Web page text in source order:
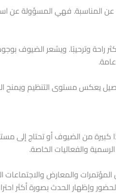
عن المناسبة. فهي المسؤولة
وترحيبًا. ويشعر الضيوف
يعكس مستوى التنظيم ويمنح
كبيرة من الضيوف أو تحتاج
والفعاليات الخاصة.
والمعارض والاجتماعات
وإظهار الحدث بصورة أكثر